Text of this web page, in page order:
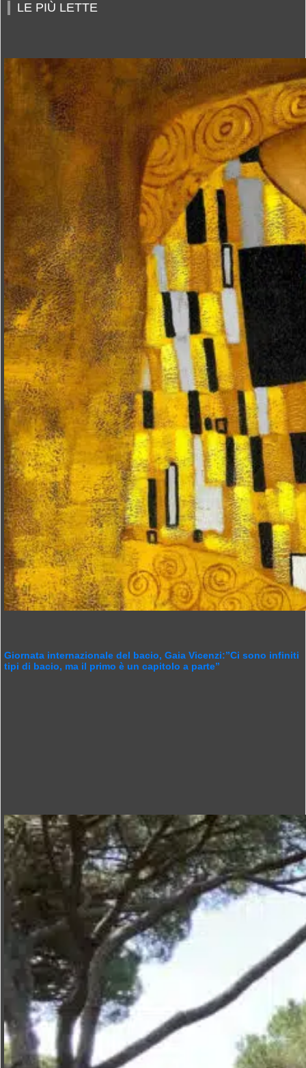
LE PIÙ LETTE
Giornata internazionale del bacio, Gaia Vicenzi:”Ci sono infiniti
tipi di bacio, ma il primo è un capitolo a parte”